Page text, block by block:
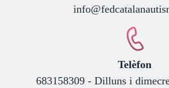
Telèfon
683158309 - Dilluns i